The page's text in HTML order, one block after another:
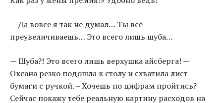
— Да вовсе я так не думал… Ты всё
преувеличиваешь… Это всего лишь шуба…
— Шуба?! Это всего лишь верхушка айсберга! —
Оксана резко подошла к столу и схватила лист
бумаги с ручкой. – Хочешь по цифрам пройтись?
Сейчас покажу тебе реальную картину расходов на